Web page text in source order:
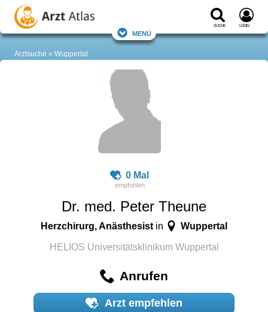
Suche Login
Menü
Arztsuche Wuppertal
0 Mal
Dr. med. Peter Theune
Herzchirurg, Anästhesistin Wuppertal
HELIOS Universitätsklinikum Wuppertal
Anrufen
Arzt empfehlen